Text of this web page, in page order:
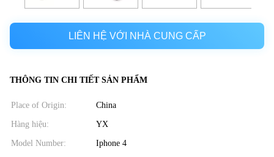
LIÊN HỆ VỚI NHÀ CUNG CẤP
THÔNG TIN CHI TIẾT SẢN PHẨM
Place of Origin: China
Hàng hiệu: YX
Model Number: Iphone 4